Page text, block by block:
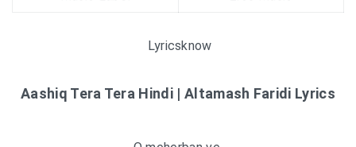
Lyricsknow
Aashiq Tera Tera Hindi | Altamash Faridi Lyrics